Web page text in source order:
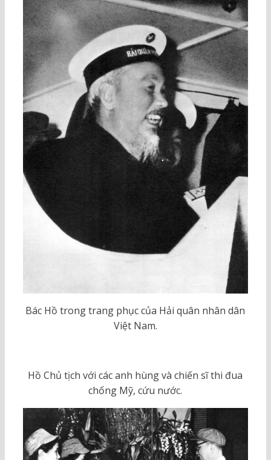
Bác Hồ trong trang phục của Hải quân nhân dân
Việt Nam.
Hồ Chủ tịch với các anh hùng và chiến sĩ thi đua
chống Mỹ, cứu nước.